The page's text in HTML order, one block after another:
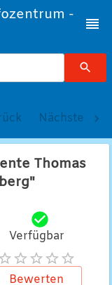
-
Nächste
Thomas
Verfügbar
Bewerten